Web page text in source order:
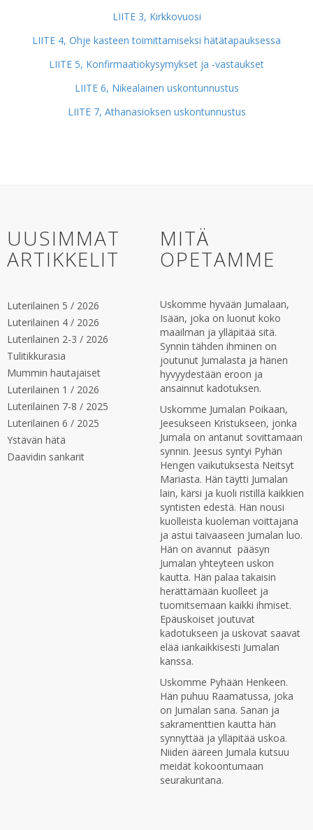
LIITE 3, Kirkkovuosi
LIITE 4, Ohje kasteen toimittamiseksi hätätapauksessa
LIITE 5, Konfirmaatiokysymykset ja -vastaukset
LIITE 6, Nikealainen uskontunnustus
LIITE 7, Athanasioksen uskontunnustus
UUSIMMAT
ARTIKKELIT
Luterilainen 5 / 2026
Luterilainen 4 / 2026
Luterilainen 2-3 / 2026
Tulitikkurasia
Mummin hautajaiset
Luterilainen 1 / 2026
Luterilainen 7-8 / 2025
Luterilainen 6 / 2025
Ystävän hätä
Daavidin sankarit
MITÄ
OPETAMME
Uskomme hyvään Jumalaan,
Isään, joka on luonut koko
maailman ja ylläpitää sitä.
Synnin tähden ihminen on
joutunut Jumalasta ja hänen
hyvyydestään eroon ja
ansainnut kadotuksen.
Uskomme Jumalan Poikaan,
Jeesukseen Kristukseen, jonka
Jumala on antanut sovittamaan
synnin. Jeesus syntyi Pyhän
Hengen vaikutuksesta Neitsyt
Mariasta. Hän täytti Jumalan
lain, kärsi ja kuoli ristillä kaikkien
syntisten edestä. Hän nousi
kuolleista kuoleman voittajana
ja astui taivaaseen Jumalan luo.
Hän on avannut pääsyn
Jumalan yhteyteen uskon
kautta. Hän palaa takaisin
herättämään kuolleet ja
tuomitsemaan kaikki ihmiset.
Epäuskoiset joutuvat
kadotukseen ja uskovat saavat
elää iankaikkisesti Jumalan
kanssa.
Uskomme Pyhään Henkeen.
Hän puhuu Raamatussa, joka
on Jumalan sana. Sanan ja
sakramenttien kautta hän
synnyttää ja ylläpitää uskoa.
Niiden ääreen Jumala kutsuu
meidät kokoontumaan
seurakuntana.